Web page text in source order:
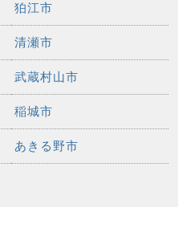
狛江市
清瀬市
武蔵村山市
稲城市
あきる野市